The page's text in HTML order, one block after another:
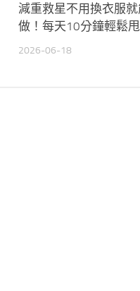
減重救星不用換衣服就
做！每天10分鐘輕鬆
2026-06-18